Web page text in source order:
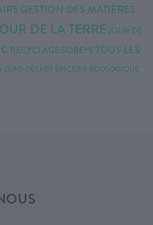
GESTION DES MATIÈRES
DE LA TERRE JOUR DE
RECYCLAGE SOBEYSTOUS LES
ZERO DÉCHET ÉPICERIE ÉCOLOGIQUE